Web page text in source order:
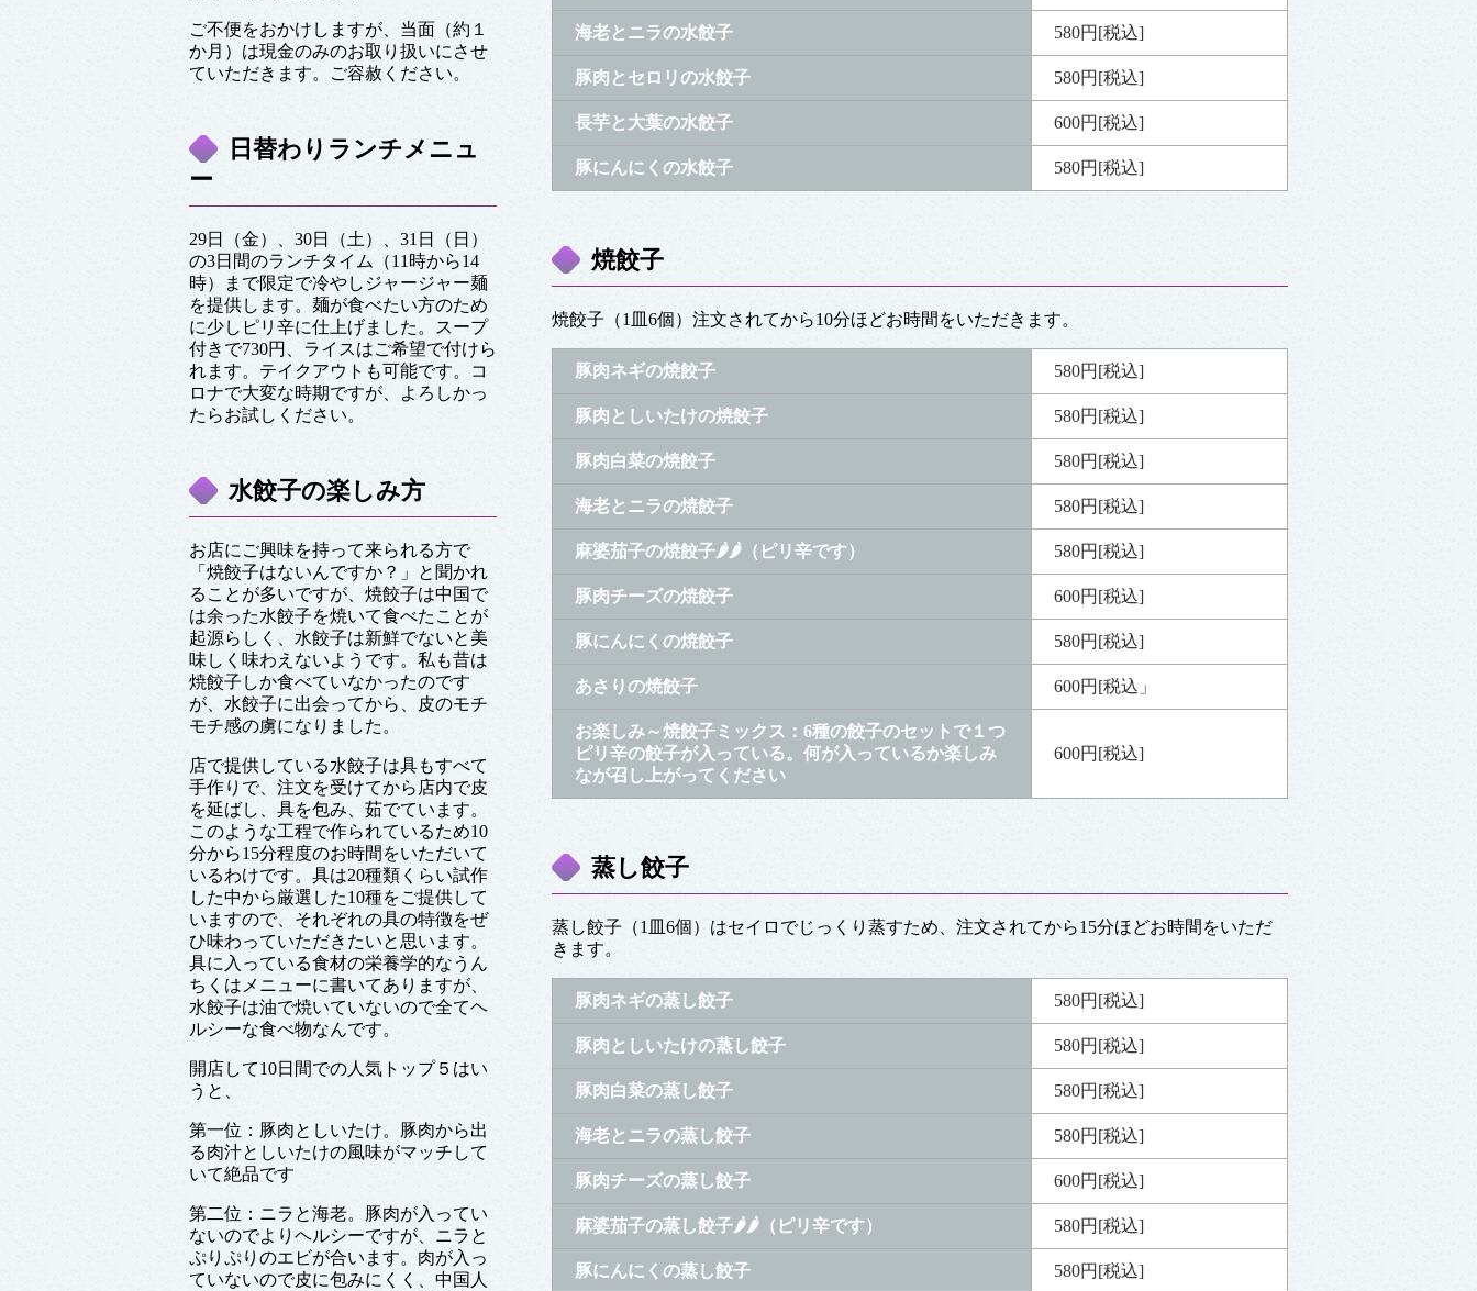
海老とニラの水餃子 580円[税込]
豚肉とセロリの水餃子 580円[税込]
長芋と大葉の水餃子 600円[税込]
豚にんにくの水餃子 580円[税込]
焼餃子
焼餃子（1皿6個）注文されてから10分ほどお時間をいただきます。
豚肉ネギの焼餃子 580円[税込]
豚肉としいたけの焼餃子 580円[税込]
豚肉白菜の焼餃子 580円[税込]
海老とニラの焼餃子 580円[税込]
麻婆茄子の焼餃子🌶🌶（ピリ辛です） 580円[税込]
豚肉チーズの焼餃子 600円[税込]
豚にんにくの焼餃子 580円[税込]
あさりの焼餃子 600円[税込」
お楽しみ～焼餃子ミックス：6種の餃子のセットで１つ
ピリ辛の餃子が入っている。何が入っているか楽しみ
なが召し上がってください
600円[税込]
蒸し餃子
蒸し餃子（1皿6個）はセイロでじっくり蒸すため、注文されてから15分ほどお時間をいただ
きます。
豚肉ネギの蒸し餃子 580円[税込]
豚肉としいたけの蒸し餃子 580円[税込]
豚肉白菜の蒸し餃子 580円[税込]
海老とニラの蒸し餃子 580円[税込]
豚肉チーズの蒸し餃子 600円[税込]
麻婆茄子の蒸し餃子🌶🌶（ピリ辛です） 580円[税込]
豚にんにくの蒸し餃子 580円[税込]
ご不便をおかけしますが、当面（約１
か月）は現金のみのお取り扱いにさせ
ていただきます。ご容赦ください。
日替わりランチメニュ
ー
29日（金）、30日（土）、31日（日）
の3日間のランチタイム（11時から14
時）まで限定で冷やしジャージャー麺
を提供します。麺が食べたい方のため
に少しピリ辛に仕上げました。スープ
付きで730円、ライスはご希望で付けら
れます。テイクアウトも可能です。コ
ロナで大変な時期ですが、よろしかっ
たらお試しください。
水餃子の楽しみ方
お店にご興味を持って来られる方で
「焼餃子はないんですか？」と聞かれ
ることが多いですが、焼餃子は中国で
は余った水餃子を焼いて食べたことが
起源らしく、水餃子は新鮮でないと美
味しく味わえないようです。私も昔は
焼餃子しか食べていなかったのです
が、水餃子に出会ってから、皮のモチ
モチ感の虜になりました。
店で提供している水餃子は具もすべて
手作りで、注文を受けてから店内で皮
を延ばし、具を包み、茹でています。
このような工程で作られているため10
分から15分程度のお時間をいただいて
いるわけです。具は20種類くらい試作
した中から厳選した10種をご提供して
いますので、それぞれの具の特徴をぜ
ひ味わっていただきたいと思います。
具に入っている食材の栄養学的なうん
ちくはメニューに書いてありますが、
水餃子は油で焼いていないので全てヘ
ルシーな食べ物なんです。
開店して10日間での人気トップ５はい
うと、
第一位：豚肉としいたけ。豚肉から出
る肉汁としいたけの風味がマッチして
いて絶品です
第二位：ニラと海老。豚肉が入ってい
ないのでよりヘルシーですが、ニラと
ぷりぷりのエビが合います。肉が入っ
ていないので皮に包みにくく、中国人